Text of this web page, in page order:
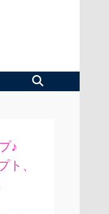
♪
ト、